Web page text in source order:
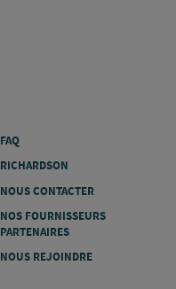
FAQ
RICHARDSON
NOUS CONTACTER
NOS FOURNISSEURS
PARTENAIRES
NOUS REJOINDRE